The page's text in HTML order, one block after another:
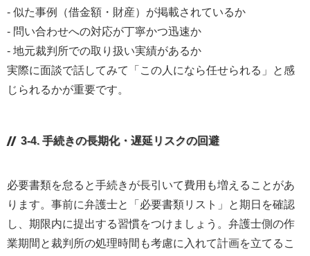
- 似た事例（借金額・財産）が掲載されているか
- 問い合わせへの対応が丁寧かつ迅速か
- 地元裁判所での取り扱い実績があるか
実際に面談で話してみて「この人になら任せられる」と感
じられるかが重要です。
3-4. 手続きの長期化・遅延リスクの回避
必要書類を怠ると手続きが長引いて費用も増えることがあ
ります。事前に弁護士と「必要書類リスト」と期日を確認
し、期限内に提出する習慣をつけましょう。弁護士側の作
業期間と裁判所の処理時間も考慮に入れて計画を立てるこ